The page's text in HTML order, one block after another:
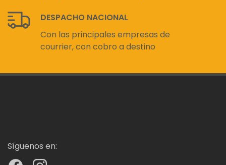
DESPACHO NACIONAL
Con las principales empresas de
courrier, con cobro a destino
Síguenos en: